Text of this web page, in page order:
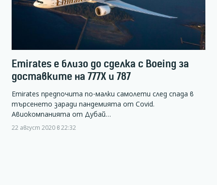
Emirates е близо до сделка с Boeing за
доставките на 777X и 787
Emirates предпочита по-малки самолети след спада в
търсенето заради пандемията от Covid.
Авиокомпанията от Дубай…
22 август 2020 в 22:32